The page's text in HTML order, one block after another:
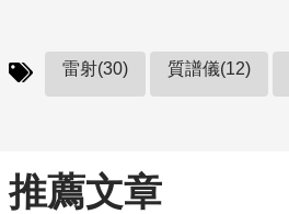
雷射(30) 質譜儀(12)
推薦文章